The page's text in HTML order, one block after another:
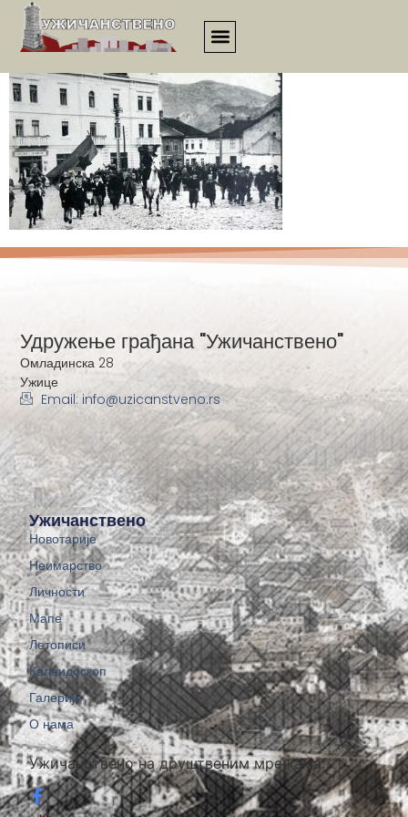
2958
Ужичанствено на друштвеним мрежама:
Ужичанствено
Новотарије
Неимарство
Личности
Мапе
Летописи
Калеидоскоп
Галерије
О нама
Удружење грађана "Ужичанствено"
Омладинска 28
Ужице
Email: info@uzicanstveno.rs